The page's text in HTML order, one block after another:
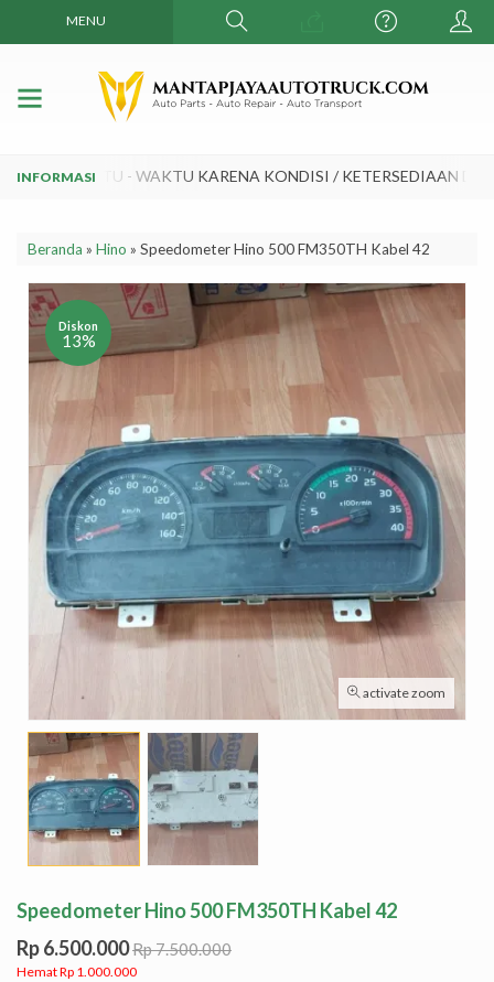
MENU
SEWAKTU - WAKTU KARENA KONDISI / KETERSEDIAAN DAN
Beranda » Hino » Speedometer Hino 500 FM350TH Kabel 42
activate zoom
Diskon
13%
Speedometer Hino 500 FM350TH Kabel 42
Rp 6.500.000Rp 7.500.000
Hemat Rp 1.000.000